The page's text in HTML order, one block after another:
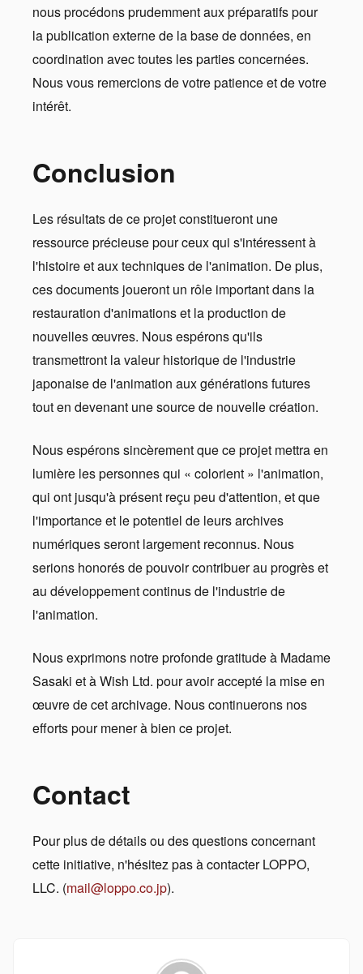
nous procédons prudemment aux préparatifs pour
la publication externe de la base de données, en
coordination avec toutes les parties concernées.
Nous vous remercions de votre patience et de votre
intérêt.
Conclusion
Les résultats de ce projet constitueront une
ressource précieuse pour ceux qui s'intéressent à
l'histoire et aux techniques de l'animation. De plus,
ces documents joueront un rôle important dans la
restauration d'animations et la production de
nouvelles œuvres. Nous espérons qu'ils
transmettront la valeur historique de l'industrie
japonaise de l'animation aux générations futures
tout en devenant une source de nouvelle création.
Nous espérons sincèrement que ce projet mettra en
lumière les personnes qui « colorient » l'animation,
qui ont jusqu'à présent reçu peu d'attention, et que
l'importance et le potentiel de leurs archives
numériques seront largement reconnus. Nous
serions honorés de pouvoir contribuer au progrès et
au développement continus de l'industrie de
l'animation.
Nous exprimons notre profonde gratitude à Madame
Sasaki et à Wish Ltd. pour avoir accepté la mise en
œuvre de cet archivage. Nous continuerons nos
efforts pour mener à bien ce projet.
Contact
Pour plus de détails ou des questions concernant
cette initiative, n'hésitez pas à contacter LOPPO,
LLC. (mail@loppo.co.jp).